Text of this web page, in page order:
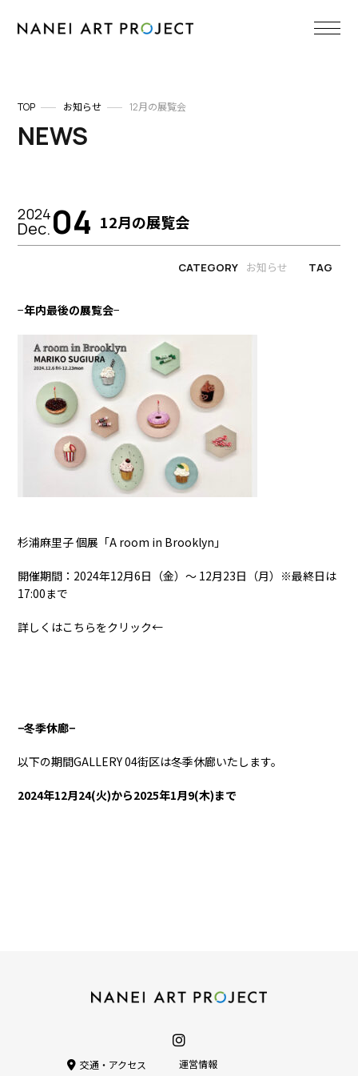
TOP お知らせ 12月の展覧会
NEWS
2024
Dec.04 12月の展覧会
CATEGORY お知らせ TAG
−年内最後の展覧会−
杉浦麻里子 個展「A room in Brooklyn」
開催期間：2024年12月6日（金）〜 12月23日（月）※最終日は
17:00まで
詳しくはこちらをクリック←
−冬季休廊−
以下の期間GALLERY 04街区は冬季休廊いたします。
2024年12月24(⽕)から2025年1月9(⽊)まで
交通・アクセス 運営情報